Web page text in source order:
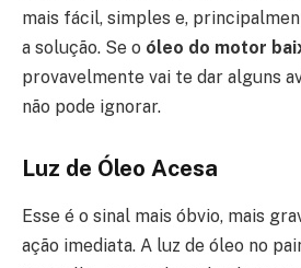
mais fácil, simples e,
a solução. Se o óleo do motor
provavelmente vai te dar alguns
não pode ignorar.
Luz de Óleo Acesa
Esse é o sinal mais óbvio, mais
ação imediata. A luz de óleo no